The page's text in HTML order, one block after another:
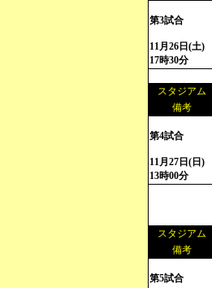
第3試合
11月26日(土)
17時30分
スタジアム
備考
第4試合
11月27日(日)
13時00分
スタジアム
備考
第5試合